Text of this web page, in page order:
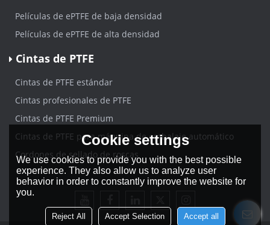
Películas de ePTFE de baja densidad
Películas de ePTFE de alta densidad
Cintas de PTFE
Cintas de PTFE estándar
Cintas profesionales de PTFE
Cintas de PTFE Premium
Cintas de PTFE para máquina de embalaje automático
Cordones de sellado de roscas
Cookie settings
We use cookies to provide you with the best possible
experience. They also allow us to analyze user
behavior in order to constantly improve the website for
you.
Reject All Accept Selection Accept all